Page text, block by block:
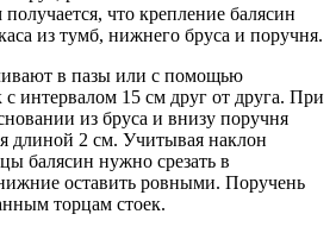
что крепление балясин
из тумб, нижнего бруса и поручня.
в пазы или с помощью
интервалом 15 см друг от друга. При
из бруса и внизу поручня
длиной 2 см. Учитывая наклон
балясин нужно срезать в
оставить ровными. Поручень
торцам стоек.